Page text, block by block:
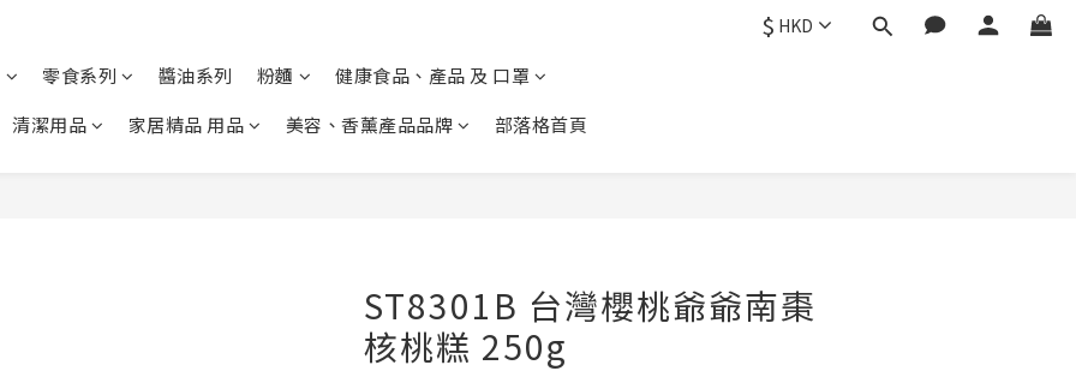
$ HKD
零食系列 醬油系列 粉麵
健康食品、產品 及 口罩
清潔用品
家居精品 用品 美容、香薰產品品牌 部落格首頁
ST8301B 台灣櫻桃爺爺南棗
核桃糕 250g